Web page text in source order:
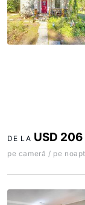
DE LA USD 206
pe cameră / pe